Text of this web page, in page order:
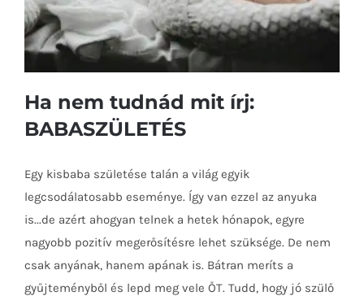
Ha nem tudnád mit írj: BABASZÜLETÉS
Ha nem tudnád mit írj:
BABASZÜLETÉS
Egy kisbaba születése talán a világ egyik
legcsodálatosabb eseménye. Így van ezzel az anyuka
is...de azért ahogyan telnek a hetek hónapok, egyre
nagyobb pozitív megerősítésre lehet szüksége. De nem
csak anyának, hanem apának is. Bátran meríts a
gyűjteményből és lepd meg vele ŐT. Tudd, hogy jó szülő